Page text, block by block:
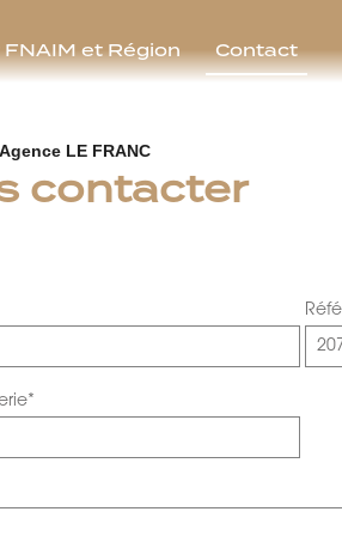
et Région Contact
Agence LE FRANC
contacter